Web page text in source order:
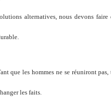
alternatives, nous devons
que les hommes ne se réuniront
les faits.